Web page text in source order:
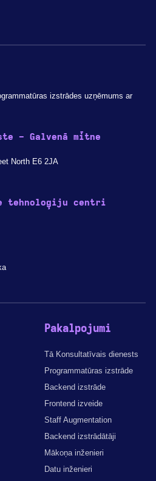
izstrādes uzņēmums ar
- Galvenā mītne
North E6 2JA
tehnoloģiju centri
Pakalpojumi
Tā Konsultatīvais dienests
Programmatūras izstrāde
Backend izstrāde
Frontend izveide
Staff Augmentation
Backend izstrādātāji
Mākoņa inženieri
Datu inženieri